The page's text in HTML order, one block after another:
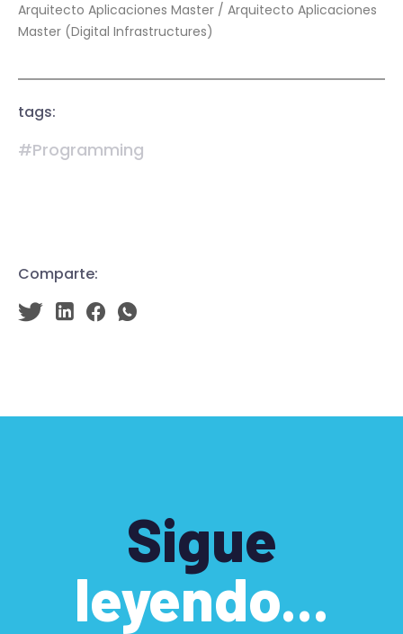
Arquitecto Aplicaciones Master / Arquitecto Aplicaciones
Master (Digital Infrastructures)
tags:
#Programming
Comparte:
Sigue
leyendo...